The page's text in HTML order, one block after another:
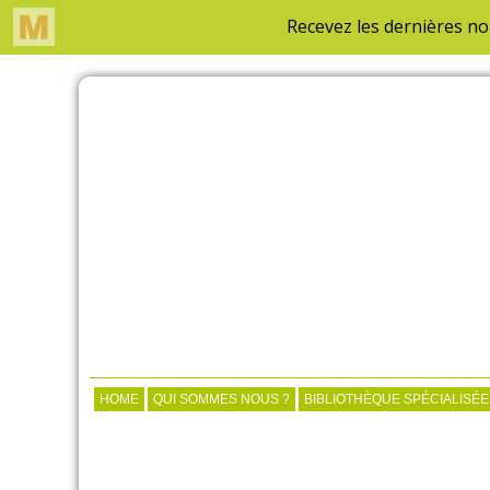
HOME QUI SOMMES NOUS ? BIBLIOTHÈQUE SPÉCIALISÉE